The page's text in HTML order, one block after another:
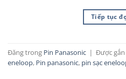
Tiếp tục
Đăng trong Pin Panasonic | Được
eneloop, Pin panasonic, pin sạc